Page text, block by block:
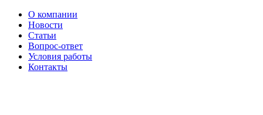
О компании
Новости
Статьи
Вопрос-ответ
Условия работы
Контакты